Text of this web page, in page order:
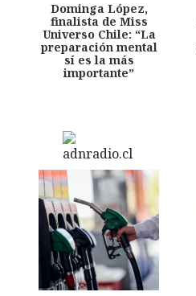
Dominga López,
finalista de Miss
Universo Chile: “La
preparación mental
sí es la más
importante”